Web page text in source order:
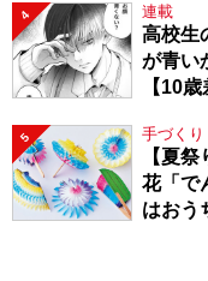
4 連載
高校生
が青い
【10
5 手づくり
【夏
花「で
はおう